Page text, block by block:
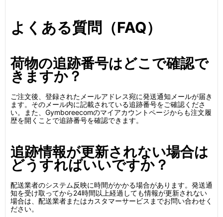
よくある質問（FAQ）
荷物の追跡番号はどこで確認で
きますか？
ご注文後、登録されたメールアドレス宛に発送通知メールが届き
ます。そのメール内に記載されている追跡番号をご確認くださ
い。また、Gymboreecomのマイアカウントページからも注文履
歴を開くことで追跡番号を確認できます。
追跡情報が更新されない場合は
どうすればいいですか？
配送業者のシステム反映に時間がかかる場合があります。発送通
知を受け取ってから24時間以上経過しても情報が更新されない
場合は、配送業者またはカスタマーサービスまでお問い合わせく
ださい。